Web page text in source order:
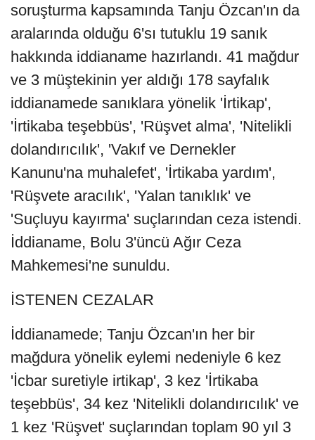
soruşturma kapsamında Tanju Özcan'ın da
aralarında olduğu 6'sı tutuklu 19 sanık
hakkında iddianame hazırlandı. 41 mağdur
ve 3 müştekinin yer aldığı 178 sayfalık
iddianamede sanıklara yönelik 'İrtikap',
'İrtikaba teşebbüs', 'Rüşvet alma', 'Nitelikli
dolandırıcılık', 'Vakıf ve Dernekler
Kanunu'na muhalefet', 'İrtikaba yardım',
'Rüşvete aracılık', 'Yalan tanıklık' ve
'Suçluyu kayırma' suçlarından ceza istendi.
İddianame, Bolu 3'üncü Ağır Ceza
Mahkemesi'ne sunuldu.
İSTENEN CEZALAR
İddianamede; Tanju Özcan'ın her bir
mağdura yönelik eylemi nedeniyle 6 kez
'İcbar suretiyle irtikap', 3 kez 'İrtikaba
teşebbüs', 34 kez 'Nitelikli dolandırıcılık' ve
1 kez 'Rüşvet' suçlarından toplam 90 yıl 3